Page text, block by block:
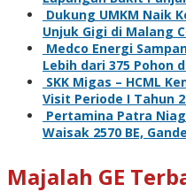
Dukung UMKM Naik
Unjuk Gigi di Malang
Medco Energi
Lebih dari 375 Pohon
SKK Migas – HCML
Visit Periode I Tahun
Pertamina Patra
Waisak 2570 BE,
Majalah GE